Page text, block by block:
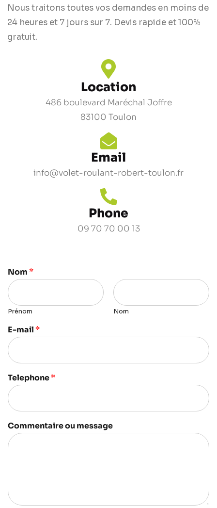
Nous traitons toutes vos demandes en moins de
24 heures et 7 jours sur 7. Devis rapide et 100%
gratuit.
Location
486 boulevard Maréchal Joffre
83100 Toulon
Email
info@volet-roulant-robert-toulon.fr
Phone
09 70 70 00 13
Nom*
Prénom Nom
E-mail*
Telephone*
Commentaire ou message